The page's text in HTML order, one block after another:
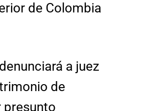
de Colombia
a juez
de
presunto